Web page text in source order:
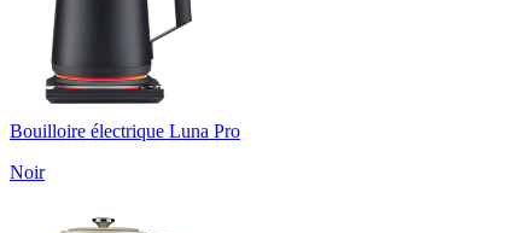
Bouilloire électrique Luna Pro
Noir